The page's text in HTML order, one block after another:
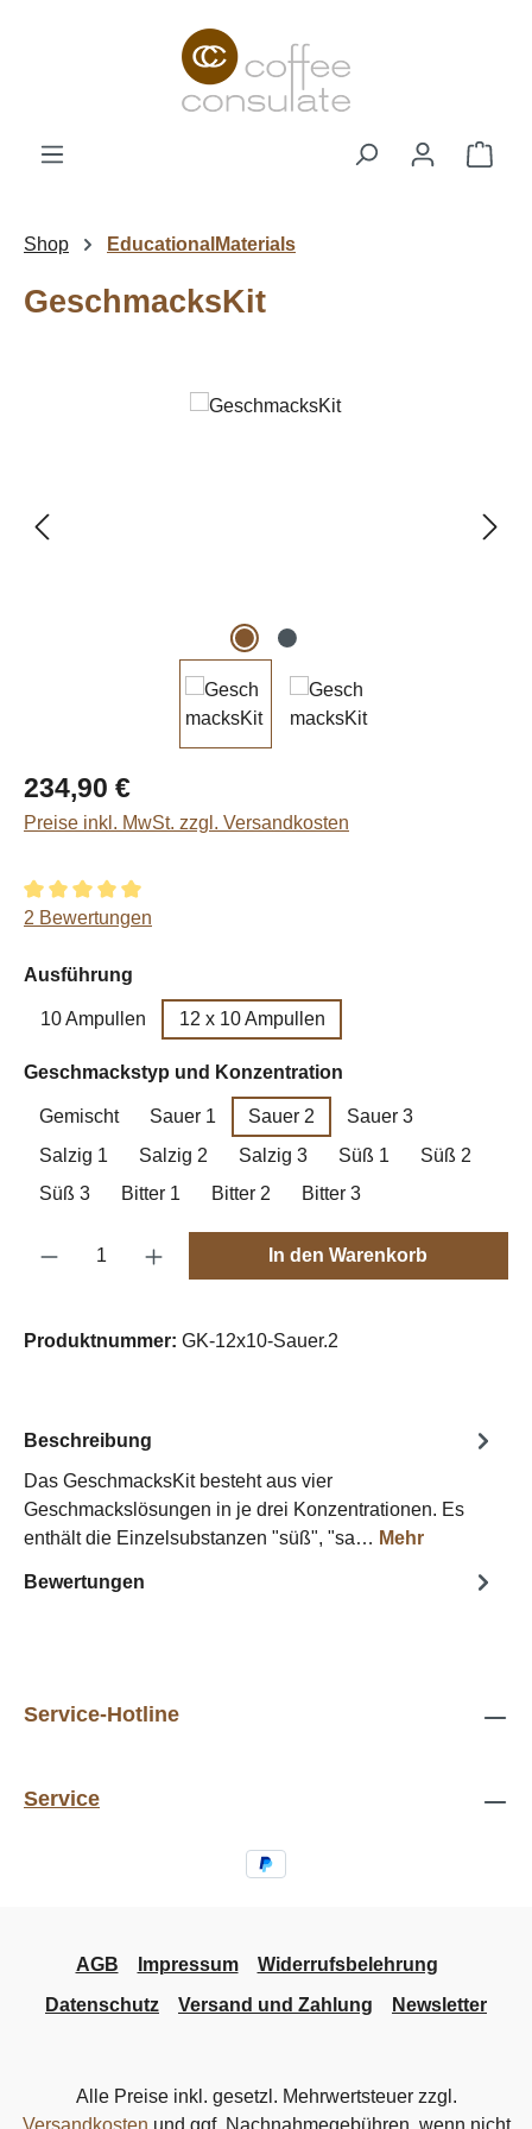
Zum Hauptinhalt springen
Shop EducationalMaterials
GeschmacksKit
Bildergalerie überspringen
Regulärer Preis:
234,90 €
Preise inkl. MwSt. zzgl. Versandkosten
Durchschnittliche Bewertung von 5 von 5 Sternen
2 Bewertungen
Ausführung
10 Ampullen 12 x 10 Ampullen
Geschmackstyp und Konzentration
Gemischt Sauer 1 Sauer 2
Sauer 3
Salzig 1
Salzig 2 Salzig 3 Süß 1
Süß 2
Süß 3
Bitter 1 Bitter 2 Bitter 3
Produkt Anzahl: Gib den gewünschten
In den Warenkorb
Produktnummer: GK-12x10-Sauer.2
Beschreibung
Das GeschmacksKit besteht aus vier
Geschmackslösungen in je drei Konzentrationen. Es
enthält die Einzelsubstanzen "süß", "sa… Mehr
Bewertungen
Service-Hotline
Service
AGB Impressum
Widerrufsbelehrung
Datenschutz
Versand und Zahlung Newsletter
Alle Preise inkl. gesetzl. Mehrwertsteuer zzgl.
Versandkosten und ggf. Nachnahmegebühren, wenn nicht